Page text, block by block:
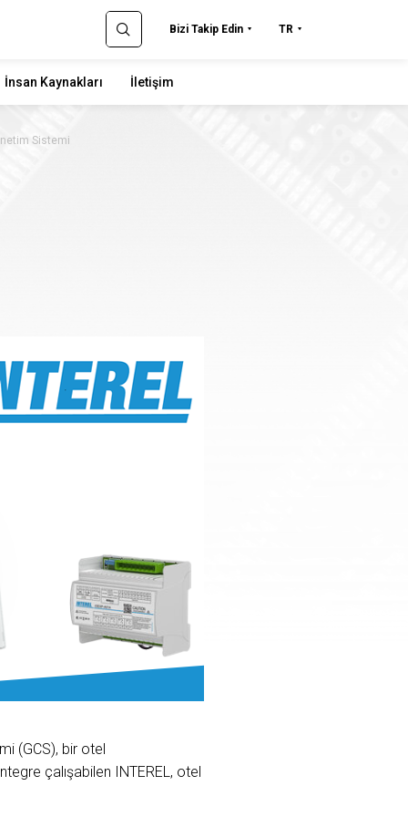
Bizi Takip Edin TR
İnsan Kaynakları İletişim
Sistemi
(GCS), bir otel
çalışabilen INTEREL, otel